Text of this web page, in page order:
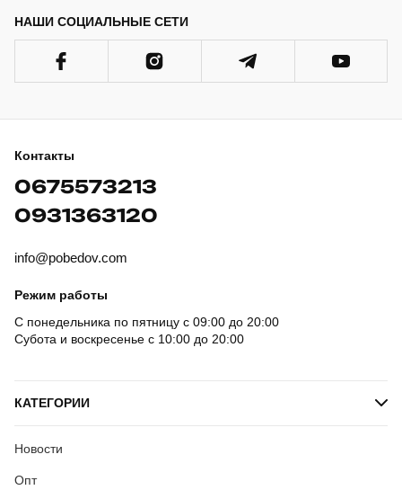
НАШИ СОЦИАЛЬНЫЕ СЕТИ
Контакты
0675573213
0931363120
info@pobedov.com
Режим работы
С понедельника по пятницу с 09:00 до 20:00
Субота и воскресенье с 10:00 до 20:00
КАТЕГОРИИ
Новости
Опт